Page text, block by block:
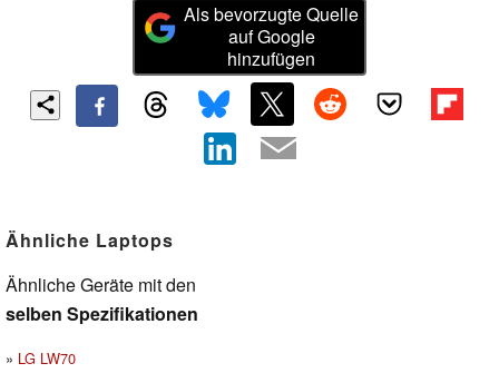
Als bevorzugte Quelle
auf Google
hinzufügen
Ähnliche Laptops
Ähnliche Geräte mit den
selben Spezifikationen
LG LW70